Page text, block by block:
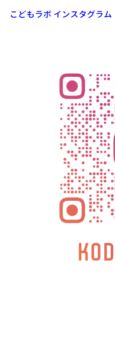
こどもラボ インスタグラム